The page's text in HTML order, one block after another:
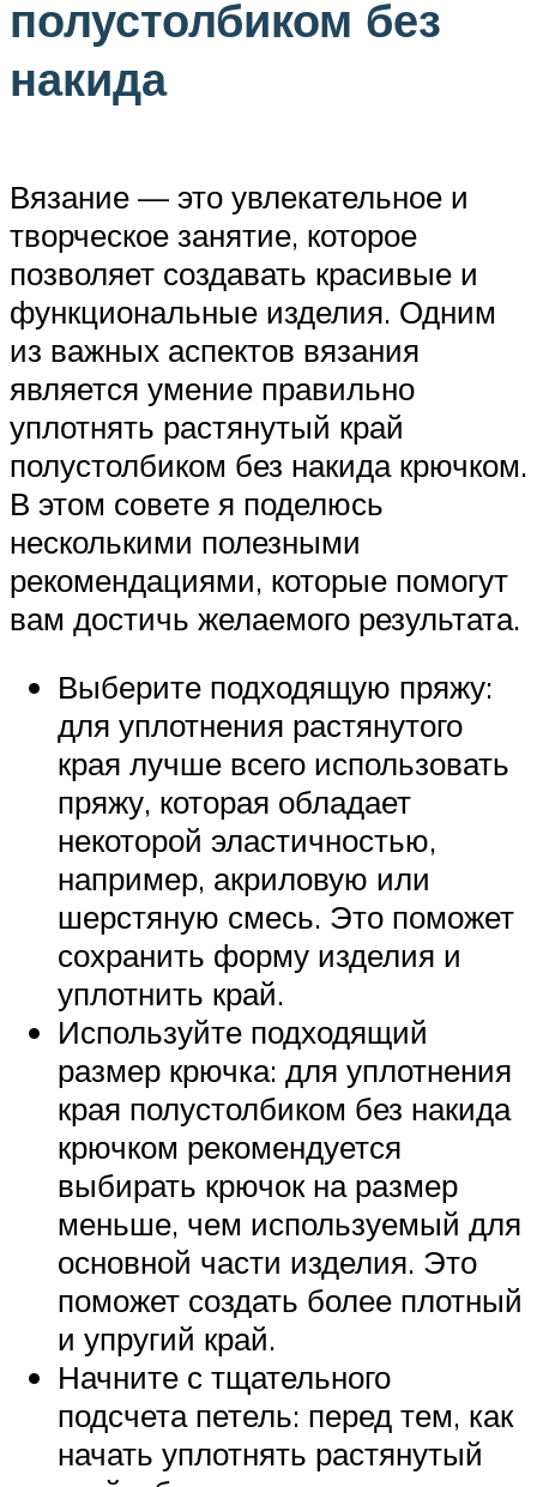
полустолбиком без
накида
Вязание — это увлекательное и
творческое занятие, которое
позволяет создавать красивые и
функциональные изделия. Одним
из важных аспектов вязания
является умение правильно
уплотнять растянутый край
полустолбиком без накида крючком.
В этом совете я поделюсь
несколькими полезными
рекомендациями, которые помогут
вам достичь желаемого результата.
Выберите подходящую пряжу:
для уплотнения растянутого
края лучше всего использовать
пряжу, которая обладает
некоторой эластичностью,
например, акриловую или
шерстяную смесь. Это поможет
сохранить форму изделия и
уплотнить край.
Используйте подходящий
размер крючка: для уплотнения
края полустолбиком без накида
крючком рекомендуется
выбирать крючок на размер
меньше, чем используемый для
основной части изделия. Это
поможет создать более плотный
и упругий край.
Начните с тщательного
подсчета петель: перед тем, как
начать уплотнять растянутый